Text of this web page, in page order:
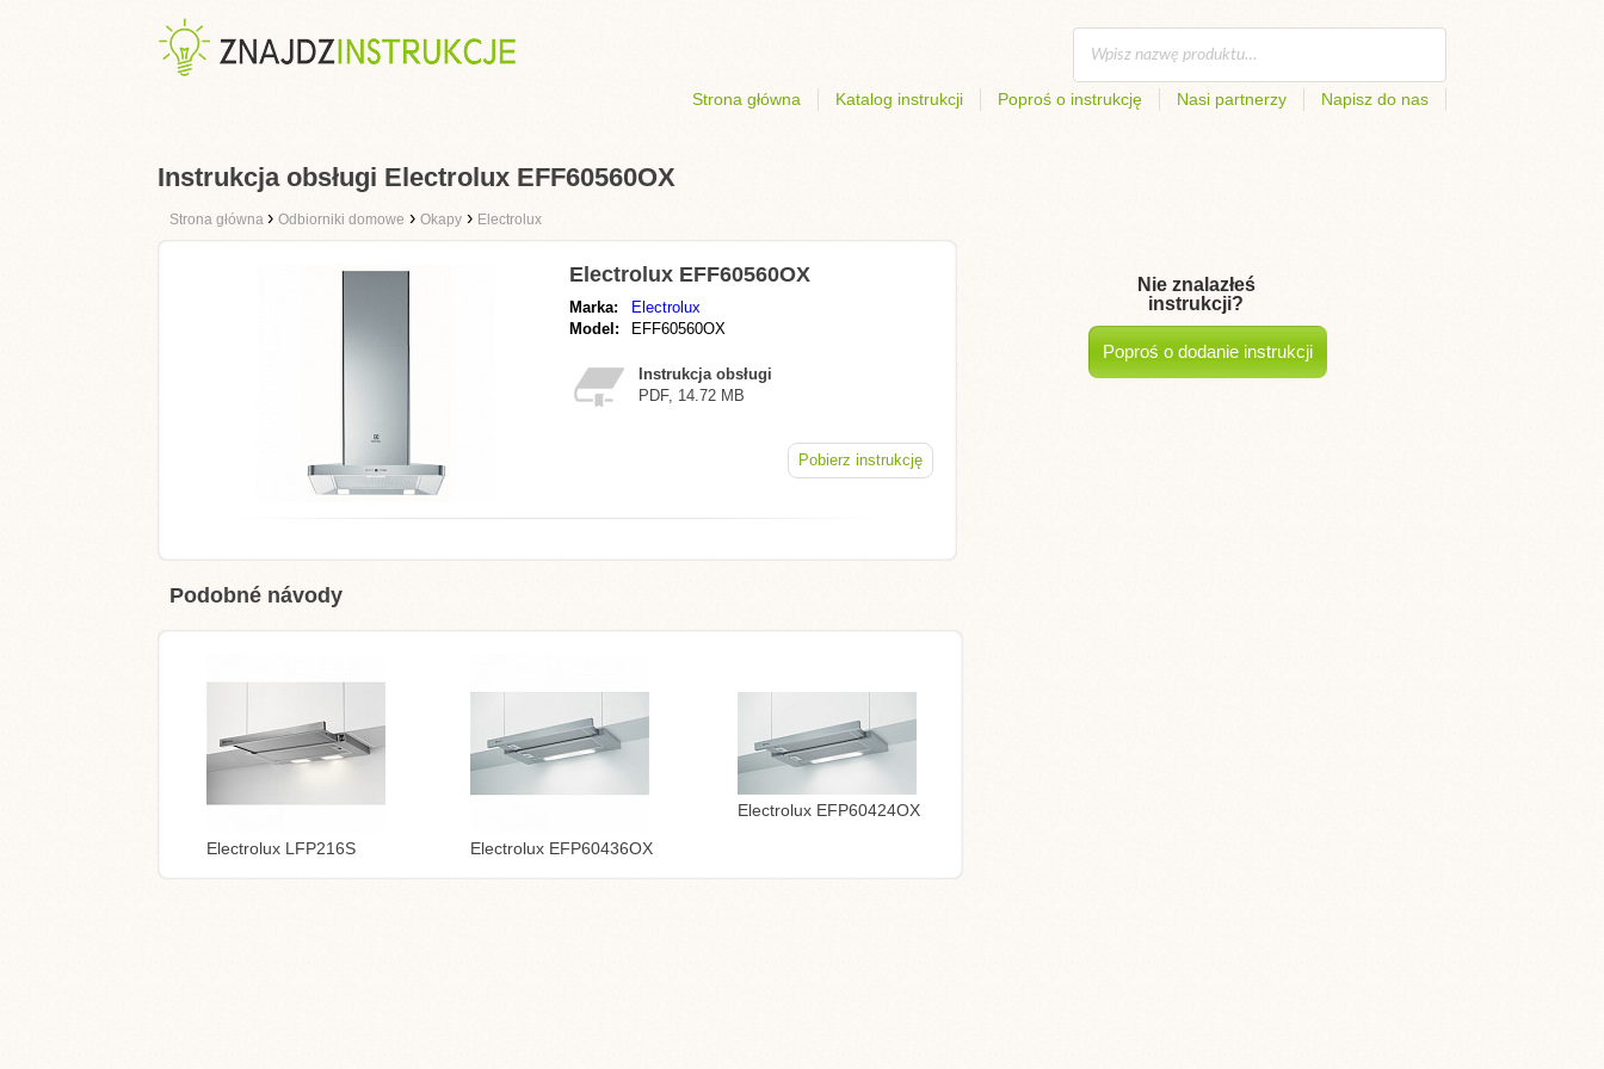
Strona główna Katalog instrukcji Poproś o instrukcję Nasi partnerzy Napisz do nas
Instrukcja obsługi Electrolux EFF60560OX
Strona główna › Odbiorniki domowe › Okapy › Electrolux
Electrolux EFF60560OX
Marka:
Electrolux
Model:
EFF60560OX
Instrukcja obsługi
PDF, 14.72 MB
Pobierz instrukcję
Podobné návody
Electrolux LFP216S Electrolux EFP60436OX
Electrolux EFP60424OX
Nie znalazłeś
instrukcji?
Poproś o dodanie instrukcji